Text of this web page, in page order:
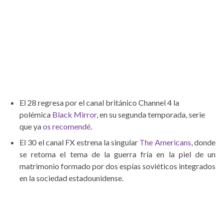
El 28 regresa por el canal británico Channel 4 la
polémica Black Mirror, en su segunda temporada, serie
que yaos recomendé.
El 30 el canal FX estrena la singular The Americans, donde
se retoma el tema de la guerra fría en la piel de un
matrimonio formado por dos espías soviéticos integrados
en la sociedad estadounidense.